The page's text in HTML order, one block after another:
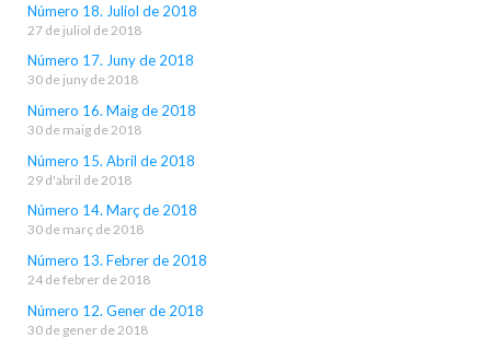
Número 18. Juliol de 2018
27 de juliol de 2018
Número 17. Juny de 2018
30 de juny de 2018
Número 16. Maig de 2018
30 de maig de 2018
Número 15. Abril de 2018
29 d'abril de 2018
Número 14. Març de 2018
30 de març de 2018
Número 13. Febrer de 2018
24 de febrer de 2018
Número 12. Gener de 2018
30 de gener de 2018